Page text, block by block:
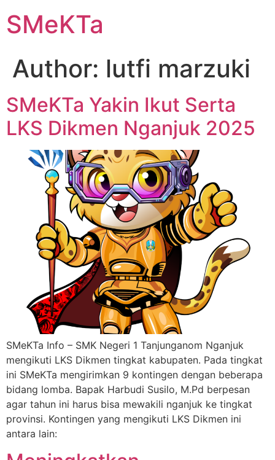
SMeKTa
Author: lutfi marzuki
SMeKTa Yakin Ikut Serta
LKS Dikmen Nganjuk 2025
SMeKTa Info – SMK Negeri 1 Tanjunganom Nganjuk
mengikuti LKS Dikmen tingkat kabupaten. Pada tingkat
ini SMeKTa mengirimkan 9 kontingen dengan beberapa
bidang lomba. Bapak Harbudi Susilo, M.Pd berpesan
agar tahun ini harus bisa mewakili nganjuk ke tingkat
provinsi. Kontingen yang mengikuti LKS Dikmen ini
antara lain: